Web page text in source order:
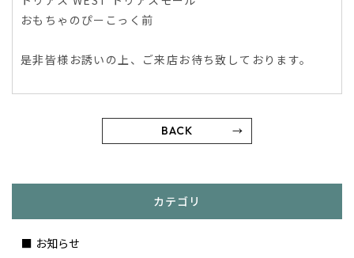
おもちゃのぴーこっく前
是非皆様お誘いの上、ご来店お待ち致しております。
BACK
カテゴリ
お知らせ